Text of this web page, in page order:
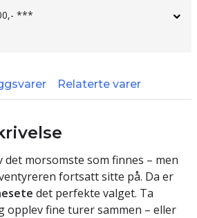
***
Relaterte varer
det morsomste som finnes – men
fortsatt sitte på. Da er
det perfekte valget. Ta
opplev fine turer sammen – eller